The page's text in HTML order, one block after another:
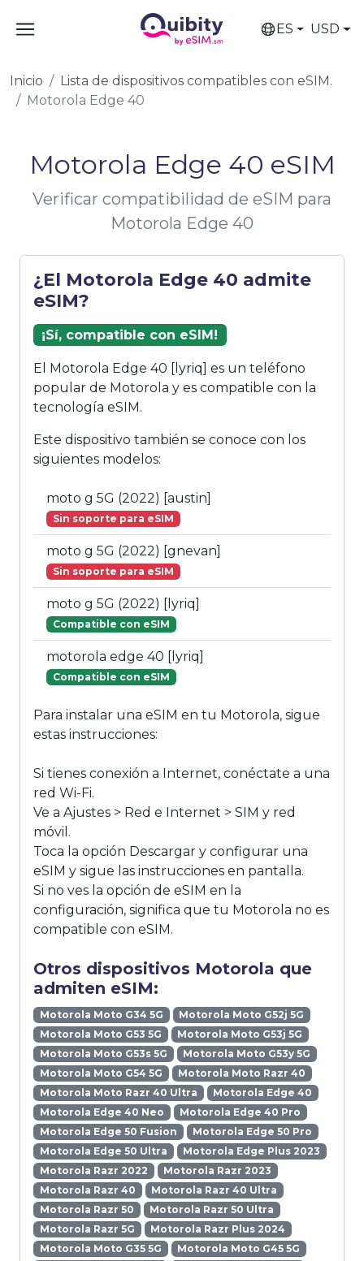
ES USD
Inicio
Lista de dispositivos compatibles con eSIM.
Motorola Edge 40
Motorola Edge 40 eSIM
Verificar compatibilidad de eSIM para
Motorola Edge 40
¿El Motorola Edge 40 admite
eSIM?
¡Sí, compatible con eSIM!
El Motorola Edge 40 [lyriq] es un teléfono
popular de Motorola y es compatible con la
tecnología eSIM.
Este dispositivo también se conoce con los
siguientes modelos:
moto g 5G (2022) [austin]
Sin soporte para eSIM
moto g 5G (2022) [gnevan]
Sin soporte para eSIM
moto g 5G (2022) [lyriq]
Compatible con eSIM
motorola edge 40 [lyriq]
Compatible con eSIM
Para instalar una eSIM en tu Motorola, sigue
estas instrucciones:
Si tienes conexión a Internet, conéctate a una
red Wi-Fi.
Ve a Ajustes > Red e Internet > SIM y red
móvil.
Toca la opción Descargar y configurar una
eSIM y sigue las instrucciones en pantalla.
Si no ves la opción de eSIM en la
configuración, significa que tu Motorola no es
compatible con eSIM.
Otros dispositivos Motorola que
admiten eSIM:
Motorola Moto G34 5G
Motorola Moto G52j 5G
Motorola Moto G53 5G
Motorola Moto G53j 5G
Motorola Moto G53s 5G
Motorola Moto G53y 5G
Motorola Moto G54 5G
Motorola Moto Razr 40
Motorola Moto Razr 40 Ultra
Motorola Edge 40
Motorola Edge 40 Neo
Motorola Edge 40 Pro
Motorola Edge 50 Fusion
Motorola Edge 50 Pro
Motorola Edge 50 Ultra
Motorola Edge Plus 2023
Motorola Razr 2022
Motorola Razr 2023
Motorola Razr 40
Motorola Razr 40 Ultra
Motorola Razr 50
Motorola Razr 50 Ultra
Motorola Razr 5G
Motorola Razr Plus 2024
Motorola Moto G35 5G
Motorola Moto G45 5G